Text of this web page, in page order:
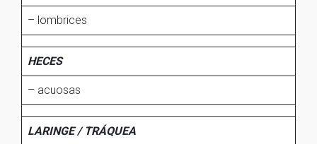
– lombrices
HECES
– acuosas
LARINGE / TRÁQUEA